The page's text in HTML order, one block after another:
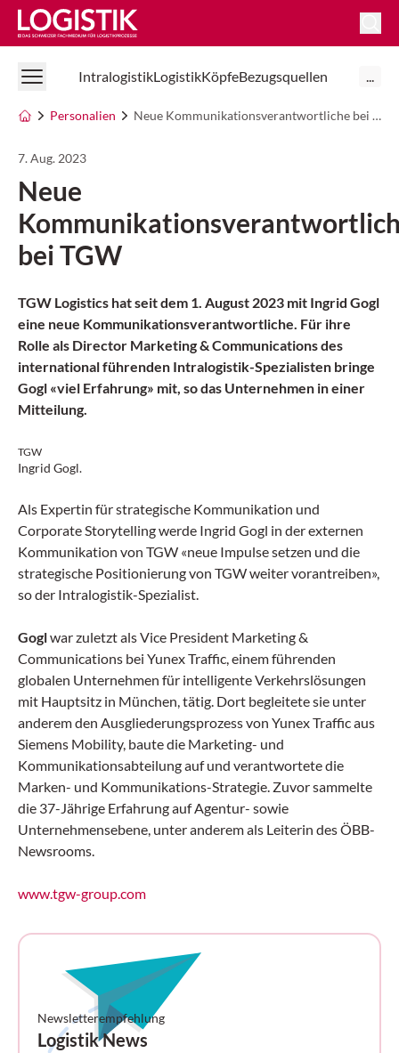
Logistik Online
IntralogistikLogistikKöpfeBezugsquellen ...
Personalien Neue Kommunikationsverantwortliche bei TGW
7. Aug. 2023
Neue
bei TGW
TGW Logistics hat seit dem 1. August 2023 mit Ingrid Gogl
eine neue Kommunikationsverantwortliche. Für ihre
Rolle als Director Marketing & Communications des
international führenden Intralogistik-Spezialisten bringe
Gogl «viel Erfahrung» mit, so das Unternehmen in einer
Mitteilung.
TGW
Ingrid Gogl.
Als Expertin für strategische Kommunikation und
Corporate Storytelling werde Ingrid Gogl in der externen
Kommunikation von TGW «neue Impulse setzen und die
strategische Positionierung von TGW weiter vorantreiben»,
so der Intralogistik-Spezialist.
Goglwar zuletzt als Vice President Marketing &
Communications bei Yunex Traffic, einem führenden
globalen Unternehmen für intelligente Verkehrslösungen
mit Hauptsitz in München, tätig. Dort begleitete sie unter
anderem den Ausgliederungsprozess von Yunex Traffic aus
Siemens Mobility, baute die Marketing- und
Kommunikationsabteilung auf und verantwortete die
Marken- und Kommunikations-Strategie. Zuvor sammelte
die 37-Jährige Erfahrung auf Agentur- sowie
Unternehmensebene, unter anderem als Leiterin des ÖBB-
Newsrooms.
www.tgw-group.com
Newsletterempfehlung
Logistik News